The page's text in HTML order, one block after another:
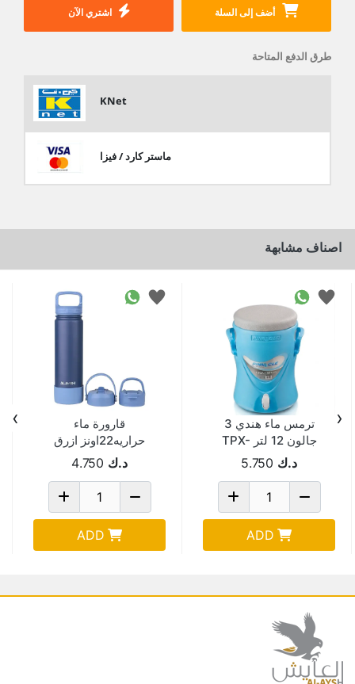
أضف إلى السلة اشتري الآن
طرق الدفع المتاحة
KNet
ماستر كارد / فيزا
اصناف مشابهة
ترمس ماء هندي 3
جالون 12 لتر TPX-
2090د.ك 5.750
ADD
قارورة ماء
حراريه22اونز ازرق
د.ك 4.750
ADD
‹
›